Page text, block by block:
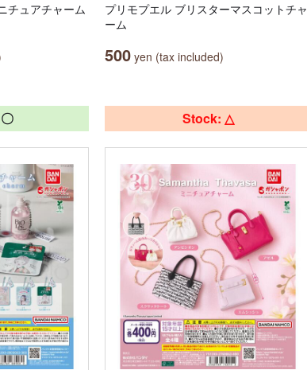
チュアチャーム
プリモプエル ブリスターマスコットチャ
ーム
500 yen (tax included)
Stock: △